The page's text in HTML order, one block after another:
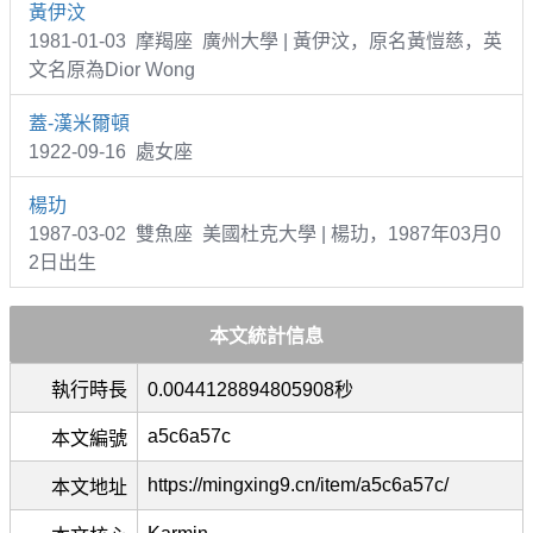
黃伊汶
1981-01-03 摩羯座 廣州大學 | 黃伊汶，原名黃愷慈，英
文名原為Dior Wong
蓋-漢米爾頓
1922-09-16 處女座
楊玏
1987-03-02 雙魚座 美國杜克大學 | 楊玏，1987年03月0
2日出生
本文統計信息
執行時長 0.0044128894805908秒
本文編號 a5c6a57c
本文地址 https://mingxing9.cn/item/a5c6a57c/